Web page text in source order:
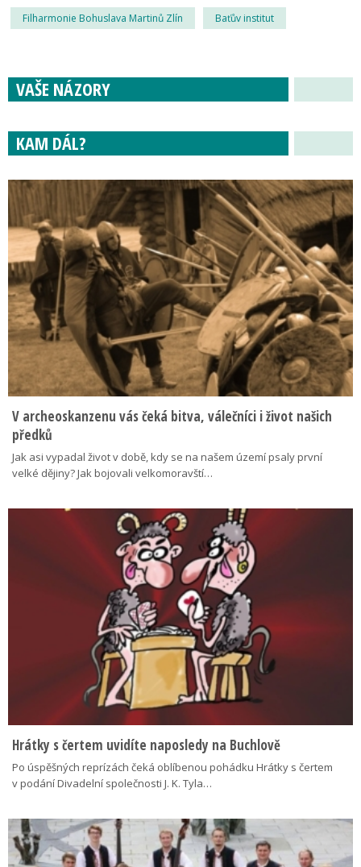
Filharmonie Bohuslava Martinů Zlín Baťův institut
VAŠE NÁZORY
KAM DÁL?
V archeoskanzenu vás čeká bitva, válečníci i život našich
předků
Jak asi vypadal život v době, kdy se na našem území psaly první
velké dějiny? Jak bojovali velkomoravští…
Hrátky s čertem uvidíte naposledy na Buchlově
Po úspěšných reprízách čeká oblíbenou pohádku Hrátky s čertem
v podání Divadelní společnosti J. K. Tyla…